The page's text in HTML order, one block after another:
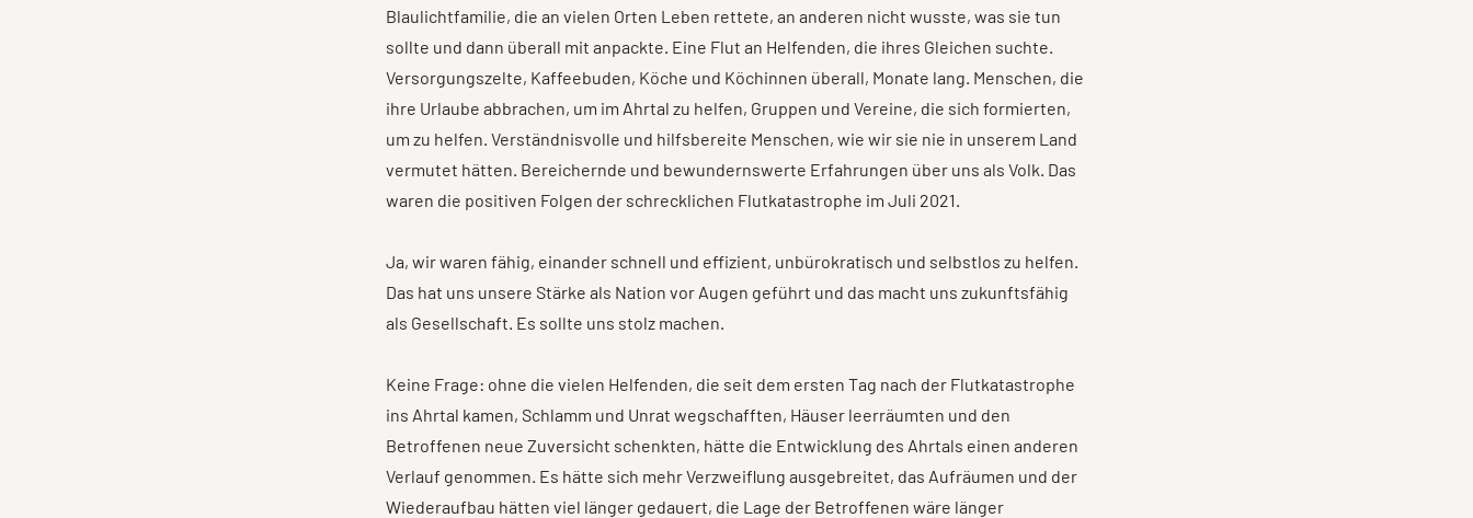
Blaulichtfamilie, die an vielen Orten Leben rettete, an anderen nicht wusste, was sie tun
sollte und dann überall mit anpackte. Eine Flut an Helfenden, die ihres Gleichen suchte.
Versorgungszelte, Kaffeebuden, Köche und Köchinnen überall, Monate lang. Menschen, die
ihre Urlaube abbrachen, um im Ahrtal zu helfen, Gruppen und Vereine, die sich formierten,
um zu helfen. Verständnisvolle und hilfsbereite Menschen, wie wir sie nie in unserem Land
vermutet hätten. Bereichernde und bewundernswerte Erfahrungen über uns als Volk. Das
waren die positiven Folgen der schrecklichen Flutkatastrophe im Juli 2021.
Ja, wir waren fähig, einander schnell und effizient, unbürokratisch und selbstlos zu helfen.
Das hat uns unsere Stärke als Nation vor Augen geführt und das macht uns zukunftsfähig
als Gesellschaft. Es sollte uns stolz machen.
Keine Frage: ohne die vielen Helfenden, die seit dem ersten Tag nach der Flutkatastrophe
ins Ahrtal kamen, Schlamm und Unrat wegschafften, Häuser leerräumten und den
Betroffenen neue Zuversicht schenkten, hätte die Entwicklung des Ahrtals einen anderen
Verlauf genommen. Es hätte sich mehr Verzweiflung ausgebreitet, das Aufräumen und der
Wiederaufbau hätten viel länger gedauert, die Lage der Betroffenen wäre länger